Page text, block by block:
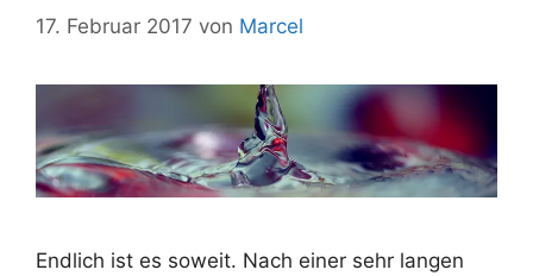
17. Februar 2017 von Marcel
Endlich ist es soweit. Nach einer sehr langen